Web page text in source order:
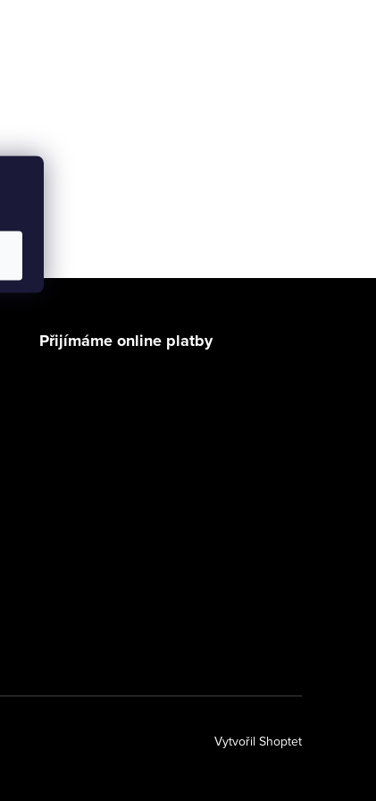
Přijímáme online platby
Vytvořil Shoptet